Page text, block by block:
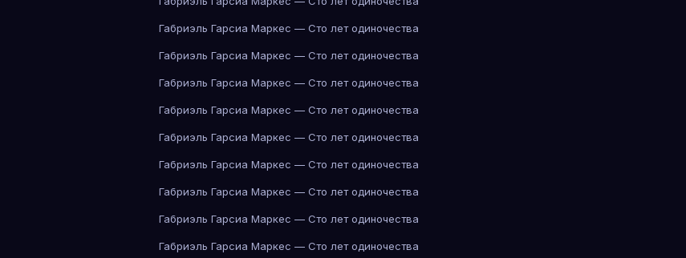
Габриэль Гарсиа Маркес — Сто лет одиночества
Габриэль Гарсиа Маркес — Сто лет одиночества
Габриэль Гарсиа Маркес — Сто лет одиночества
Габриэль Гарсиа Маркес — Сто лет одиночества
Габриэль Гарсиа Маркес — Сто лет одиночества
Габриэль Гарсиа Маркес — Сто лет одиночества
Габриэль Гарсиа Маркес — Сто лет одиночества
Габриэль Гарсиа Маркес — Сто лет одиночества
Габриэль Гарсиа Маркес — Сто лет одиночества